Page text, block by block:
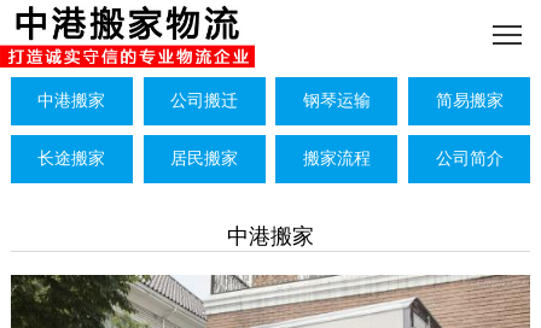
中港搬家 公司搬迁 钢琴运输 简易搬家
长途搬家 居民搬家 搬家流程 公司简介
中港搬家